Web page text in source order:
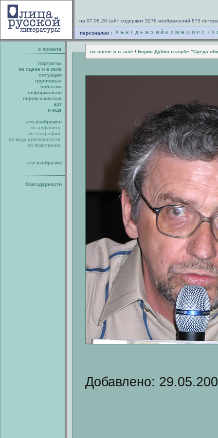
на 07.08.26 сайт содержит 3276 изображений 873
персоналии : А Б В Г Д Е Ж З И Й К Л М Н О П Р С Т У
о проекте на сцене и в зале / Борис Дубин в клубе "Среда
портреты
на сцене и в зале
ситуации
групповые
события
неформально
пером и кистью
арт
и еще
кто изображен
по алфавиту
по географии
по виду деятельности
по поколению
кто изобразил
благодарности
Добавлено: